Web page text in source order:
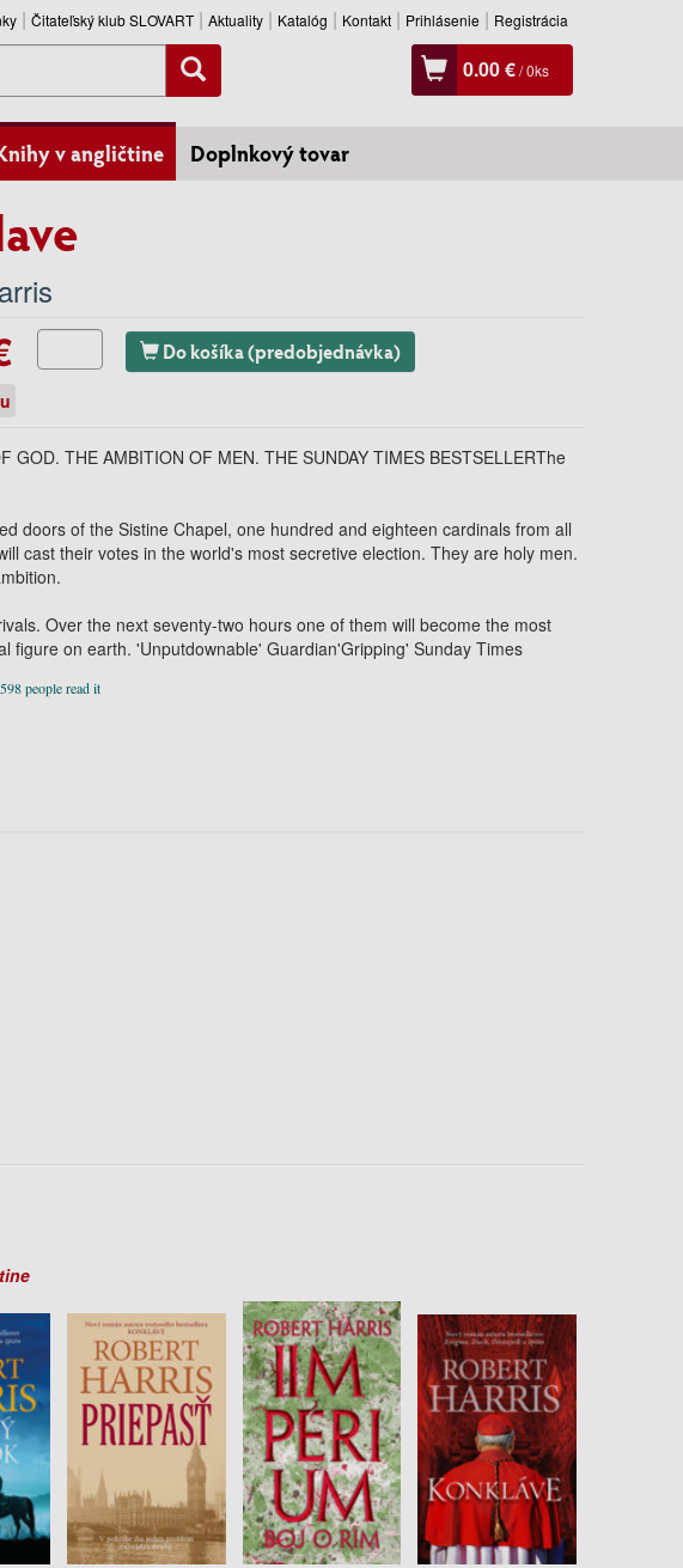
Čitateľský klub SLOVART Aktuality Katalóg Kontakt Prihlásenie Registrácia
0.00 €/0ks
v angličtine Doplnkový tovar
Do košíka (predobjednávka)
GOD. THE AMBITION OF MEN. THE SUNDAY TIMES BESTSELLERThe
doors of the Sistine Chapel, one hundred and eighteen cardinals from all
cast their votes in the world's most secretive election. They are holy men.
Over the next seventy-two hours one of them will become the most
figure on earth. 'Unputdownable' Guardian'Gripping' Sunday Times